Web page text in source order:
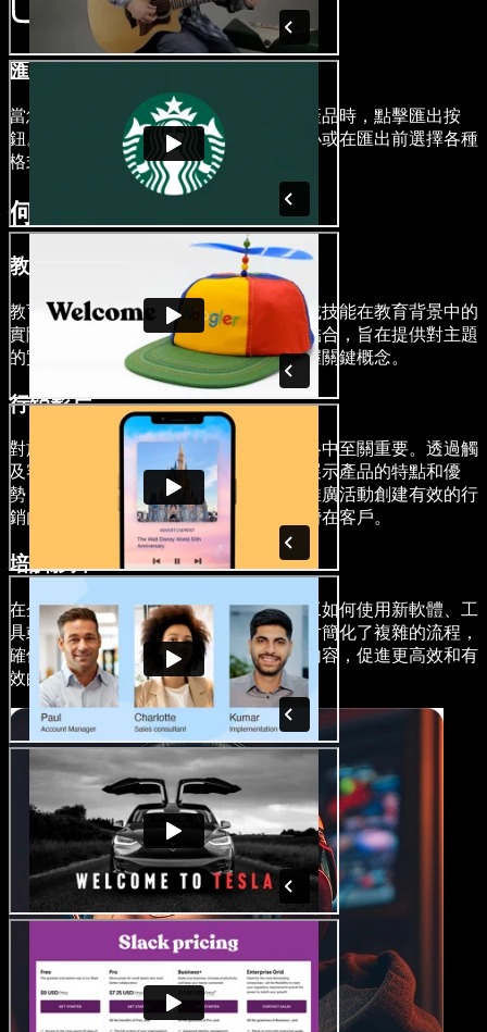
匯出您的示範影片
當您擁有一個留下深刻印象的精美最終產品時，點擊匯出按
鈕。您甚至可以輕鬆調整示範影片的大小或在匯出前選擇各種
格式，確保您的影片能夠兼容各種平台。
何時使用示範影片
教育影片
教育示範影片作為展示工具，展示概念或技能在教育背景中的
實際應用。通過視覺演示和解說評論的結合，旨在提供對主題
的實踐理解，使學習者能夠更有效地掌握關鍵概念。
行銷影片
對於企業來說，示範推廣影片在行銷策略中至關重要。透過觸
及客戶的痛點，然後以引人入勝的方式展示產品的特點和優
勢，企業可以為社交媒體平台、網站和推廣活動創建有效的行
銷內容，並以有衝擊力的視覺效果吸引潛在客戶。
培訓影片
在企業環境中，示範解說影片在培訓員工如何使用新軟體、工
具或設備方面發揮著關鍵作用。這些影片簡化了複雜的流程，
確保員工能夠按照自己的節奏獲取教學內容，促進更高效和有
效的培訓環境。